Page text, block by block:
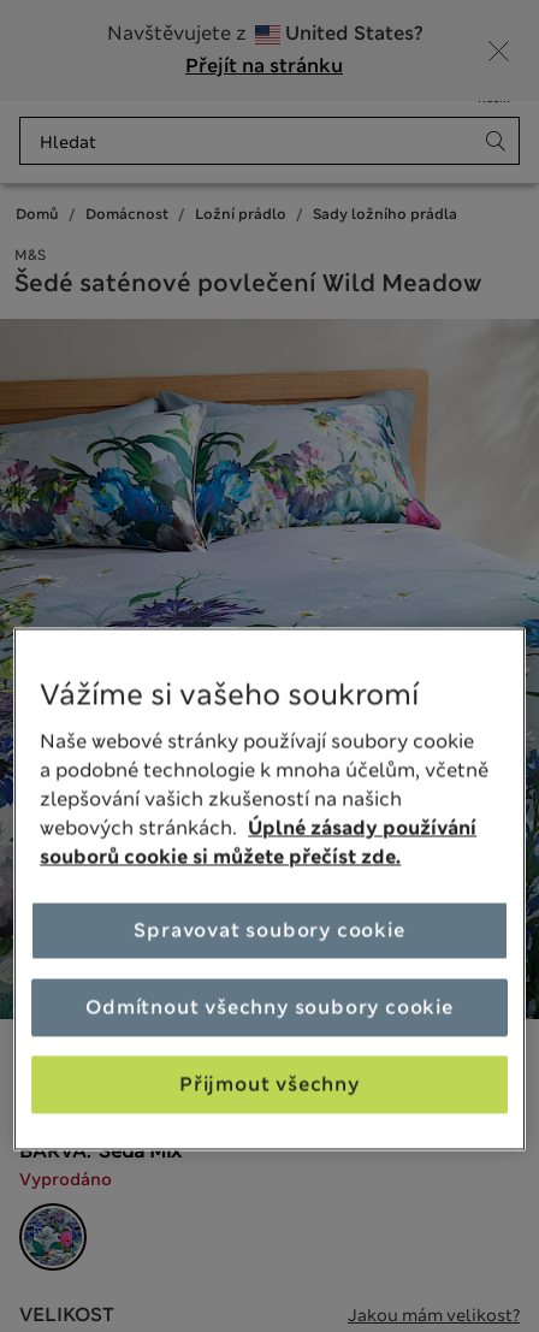
Navštěvujete z
United States?
Přejít na stránku
Košík
Domů Domácnost Ložní prádlo Sady ložního prádla
M&S
Šedé saténové povlečení Wild Meadow
107 Recenze
2 399,00Kč Všechny ceny jsou včetně daní a poplatků
BARVA: Šedá Mix
Vyprodáno
VELIKOST Jakou mám velikost?
Vážíme si vašeho soukromí
Naše webové stránky používají soubory cookie
a podobné technologie k mnoha účelům, včetně
zlepšování vašich zkušeností na našich
webových stránkách. Úplné zásady používání
souborů cookie si můžete přečíst zde.
Odmítnout všechny soubory cookie
Přijmout všechny
Spravovat soubory cookie